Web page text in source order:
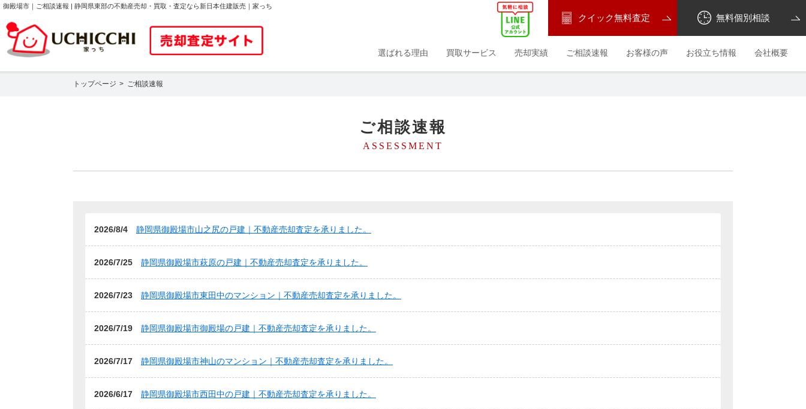
御殿場市｜ご相談速報 | 静岡県東部の不動産売却・買取・査定なら新日本住建販売｜家っち
クイック無料査定 無料個別相談
選ばれる理由 買取サービス 売却実績 ご相談速報 お客様の声 お役立ち情報 会社概要
トップページ ご相談速報
ご相談速報
ASSESSMENT
2026/8/4 静岡県御殿場市山之尻の戸建｜不動産売却査定を承りました。
2026/7/25 静岡県御殿場市萩原の戸建｜不動産売却査定を承りました。
2026/7/23 静岡県御殿場市東田中のマンション｜不動産売却査定を承りました。
2026/7/19 静岡県御殿場市御殿場の戸建｜不動産売却査定を承りました。
2026/7/17 静岡県御殿場市神山のマンション｜不動産売却査定を承りました。
2026/6/17 静岡県御殿場市西田中の戸建｜不動産売却査定を承りました。